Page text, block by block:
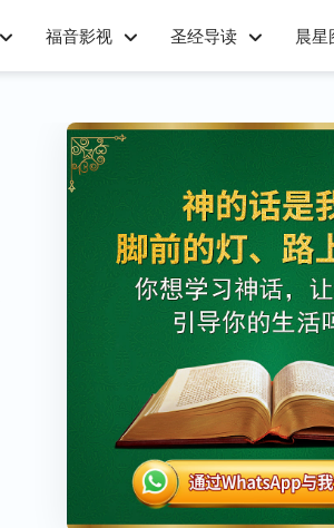
福音影视 圣经导读 晨星